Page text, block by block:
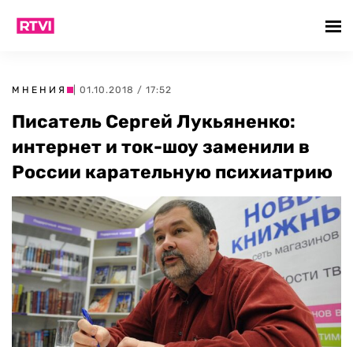
МНЕНИЯ | 01.10.2018 / 17:52
Писатель Сергей Лукьяненко:
интернет и ток-шоу заменили в
России карательную психиатрию